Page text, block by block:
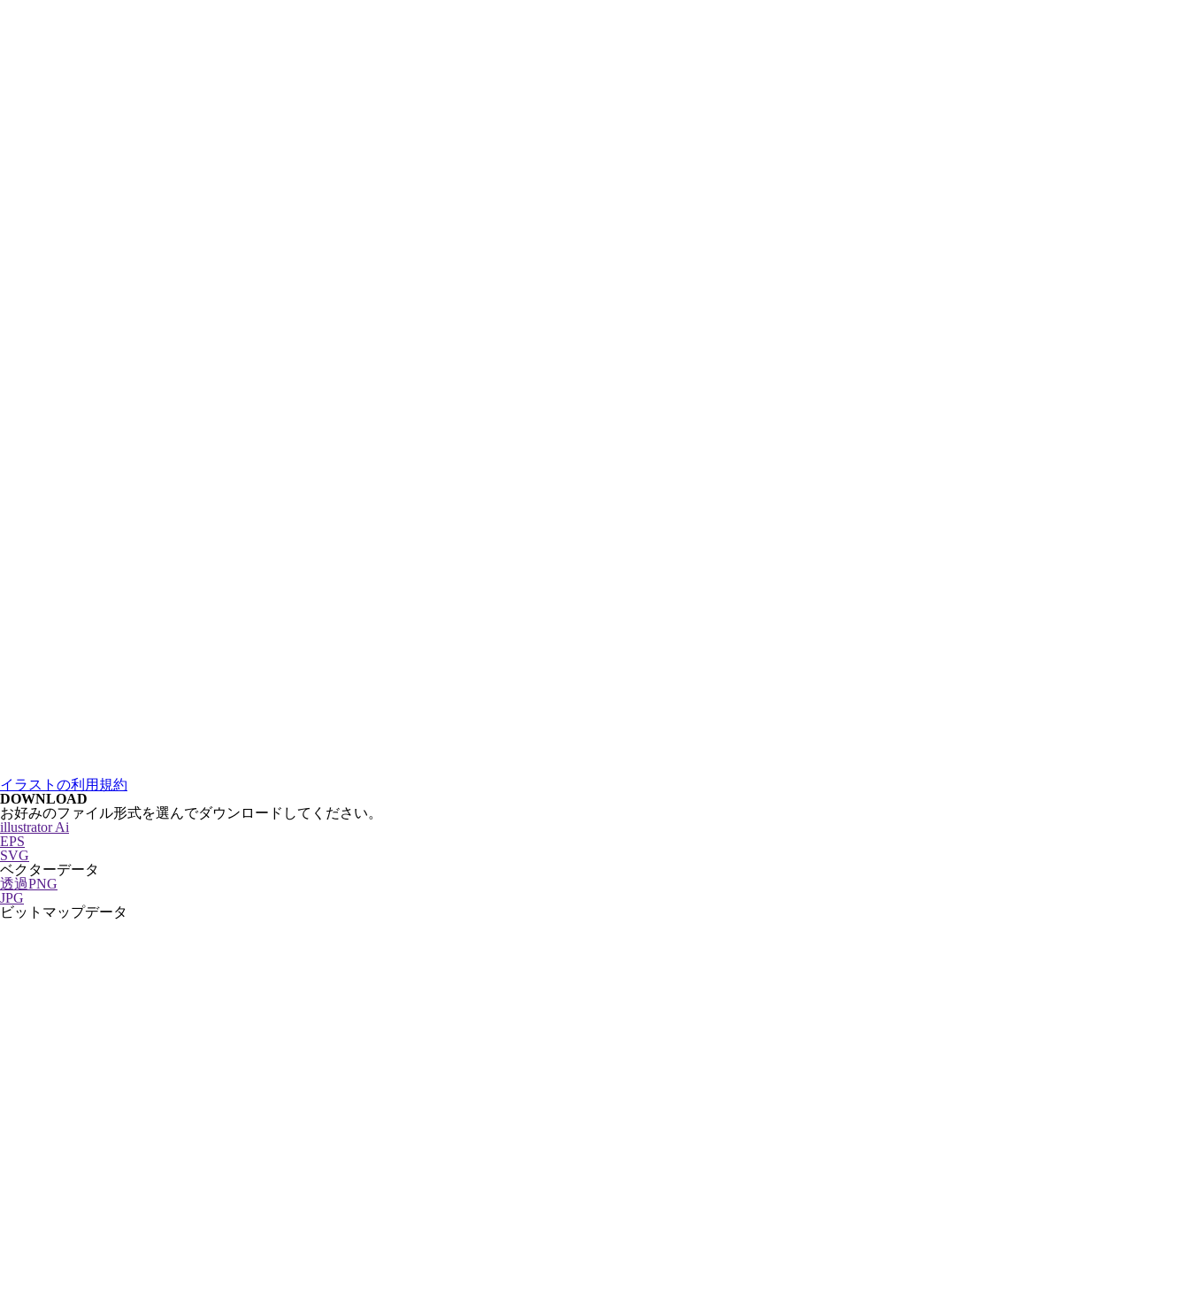
イラストの利用規約
DOWNLOAD
お好みのファイル形式を選んでダウンロードしてください。
illustrator Ai
EPS
SVG
ベクターデータ
透過PNG
JPG
ビットマップデータ